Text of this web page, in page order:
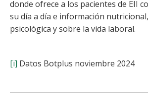
donde ofrece a los pacientes de EII
su día a día e información
psicológica y sobre la vida laboral.
[i] Datos Botplus noviembre 2024